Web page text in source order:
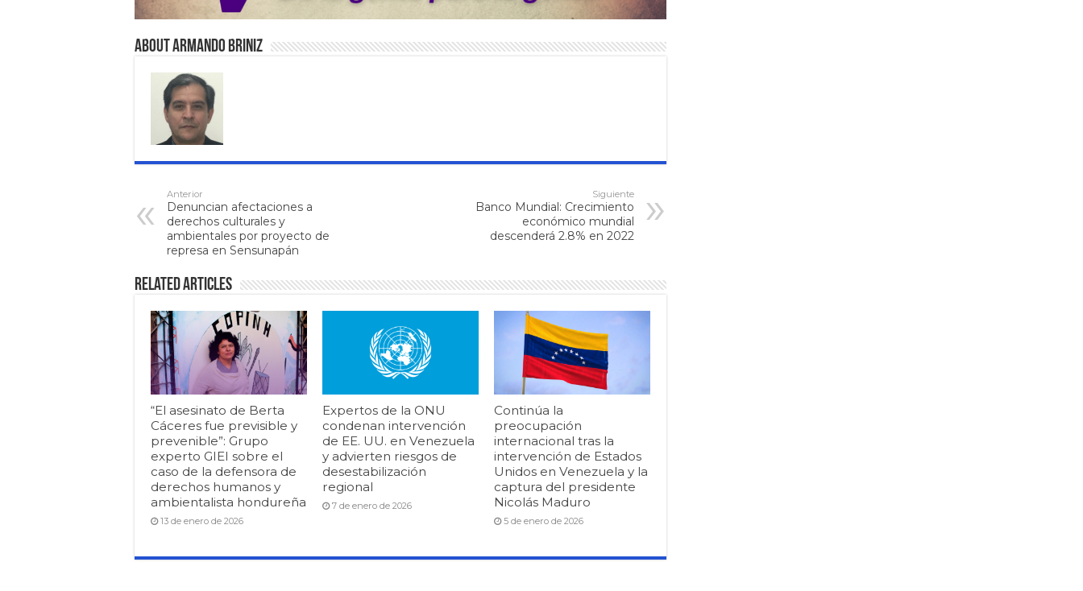
About Armando Briniz
Anterior
Denuncian afectaciones a
derechos culturales y
ambientales por proyecto de
represa en Sensunapán
Siguiente
Banco Mundial: Crecimiento
económico mundial
descenderá 2.8% en 2022
Related Articles
“El asesinato de Berta
Cáceres fue previsible y
prevenible”: Grupo
experto GIEI sobre el
caso de la defensora de
derechos humanos y
ambientalista hondureña
13 de enero de 2026
Expertos de la ONU
condenan intervención
de EE. UU. en Venezuela
y advierten riesgos de
desestabilización
regional
7 de enero de 2026
Continúa la
preocupación
internacional tras la
intervención de Estados
Unidos en Venezuela y la
captura del presidente
Nicolás Maduro
5 de enero de 2026